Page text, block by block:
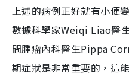
上述的病例正好就有小便
數據科學家Weiqi Liao醫
問腫瘤內科醫生Pippa
期症狀是非常重要的，這